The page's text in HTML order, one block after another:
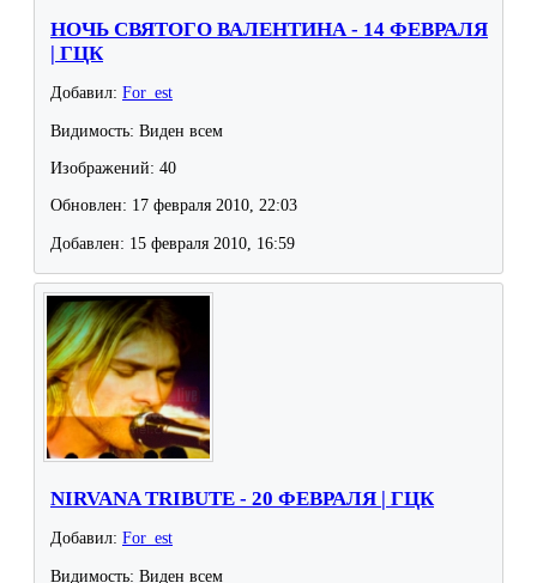
НОЧЬ СВЯТОГО ВАЛЕНТИНА - 14 ФЕВРАЛЯ
| ГЦК
Добавил: For_est
Видимость: Виден всем
Изображений: 40
Обновлен: 17 февраля 2010, 22:03
Добавлен: 15 февраля 2010, 16:59
NIRVANA TRIBUTE - 20 ФЕВРАЛЯ | ГЦК
Добавил: For_est
Видимость: Виден всем